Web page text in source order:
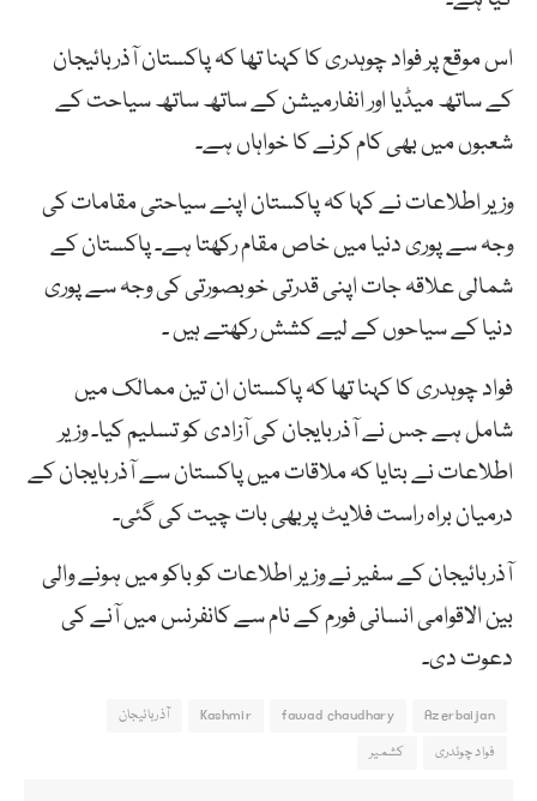
اس موقع پر فواد چوہدری کا کہنا تھا کہ پاکستان آذربائیجان
کے ساتھ میڈیا اور انفارمیشن کے ساتھ ساتھ سیاحت کے
شعبوں میں بھی کام کرنے کا خواہاں ہے۔
وزیر اطلاعات نے کہا کہ پاکستان اپنے سیاحتی مقامات کی
وجہ سے پوری دنیا میں خاص مقام رکھتا ہے۔ پاکستان کے
شمالی علاقہ جات اپنی قدرتی خوبصورتی کی وجہ سے پوری
دنیا کے سیاحوں کے لیے کشش رکھتے ہیں ۔
فواد چوہدری کا کہنا تھا کہ پاکستان ان تین ممالک میں
شامل ہے جس نے آذربایجان کی آزادی کو تسلیم کیا۔ وزیر
اطلاعات نے بتایا کہ ملاقات میں پاکستان سے آذربایجان کے
درمیان براہ راست فلایٹ پربھی بات چیت کی گئی۔
آذربائیجان کے سفیر نے وزیر اطلاعات کو باکو میں ہونے والی
بین الاقوامی انسانی فورم کے نام سے کانفرنس میں آنے کی
دعوت دی۔
Azerbaijan
fawad chaudhary
Kashmir
آذربائیجان
فواد چوئدری
کشمیر